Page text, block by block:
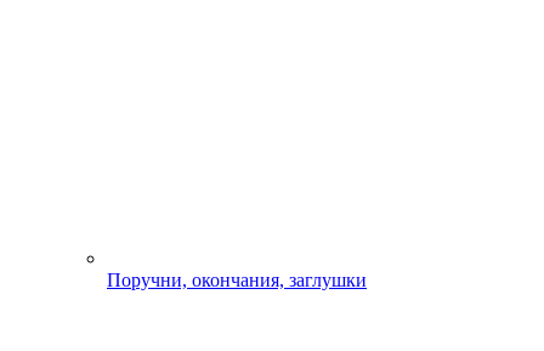
Поручни, окончания, заглушки